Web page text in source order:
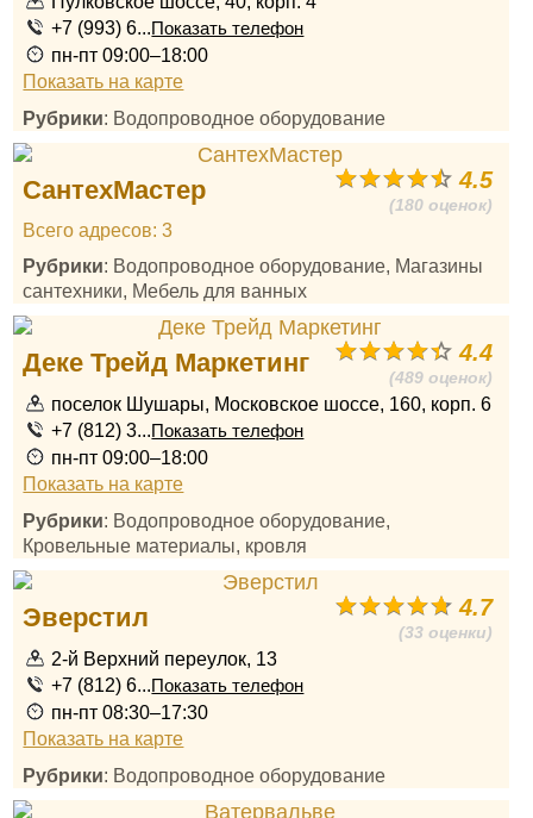
+7 (993) 6...Показать телефон
пн-пт 09:00–18:00
Показать на карте
Рубрики: Водопроводное оборудование
4.5
(180 оценок)
СантехМастер
Всего адресов: 3
Рубрики: Водопроводное оборудование, Магазины
сантехники, Мебель для ванных
4.4
(489 оценок)
Деке Трейд Маркетинг
поселок Шушары, Московское шоссе, 160, корп. 6
+7 (812) 3...Показать телефон
пн-пт 09:00–18:00
Показать на карте
Рубрики: Водопроводное оборудование,
Кровельные материалы, кровля
4.7
(33 оценки)
Эверстил
2-й Верхний переулок, 13
+7 (812) 6...Показать телефон
пн-пт 08:30–17:30
Показать на карте
Рубрики: Водопроводное оборудование